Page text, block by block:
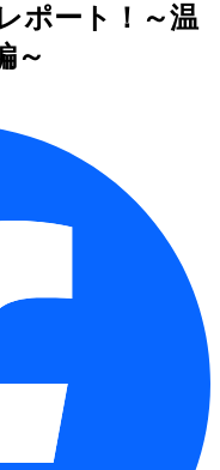
ポート！～温
～